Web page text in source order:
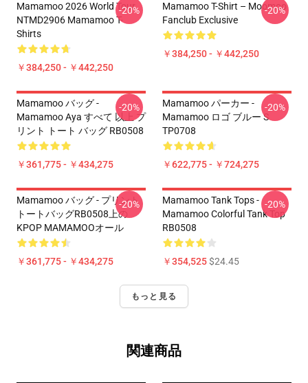
Mamamoo 2026 World Tour
NTMD2906 Mamamoo T-
Shirts
￥384,250 - ￥442,250
-20%
Mamamoo T-Shirt – Moomoo
Fanclub Exclusive
￥384,250 - ￥442,250
-20%
Mamamoo バッグ -
Mamamoo Aya すべて 以上 プ
リント トート バッグ RB0508
￥361,775 - ￥434,275
-20%
Mamamoo パーカー -
Mamamoo ロゴ ブルー S
TP0708
￥622,775 - ￥724,275
-20%
Mamamoo バッグ - プリント
トートバッグRB0508上の
KPOP MAMAMOOオール
￥361,775 - ￥434,275
-20%
Mamamoo Tank Tops -
Mamamoo Colorful Tank Top
RB0508
￥354,525$24.45
-20%
もっと見る
関連商品